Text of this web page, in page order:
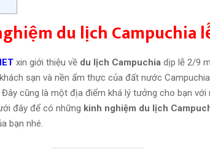
du lịch Campuchia
xin giới thiệu về du lịch Campuchia dịp lễ 2/9
sạn và nền ẩm thực của đất nước
cũng là một địa điểm khá lý tưởng cho bạn với
đây để có những kinh nghiệm du lịch
bạn nhé.